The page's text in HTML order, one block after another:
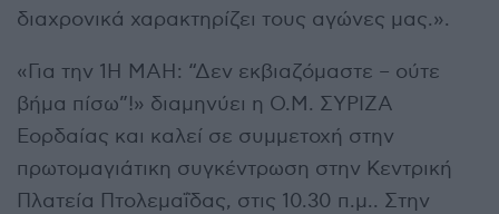
διαχρονικά χαρακτηρίζει τους αγώνες μας.».
«Για την 1Η ΜΑΗ: “Δεν εκβιαζόμαστε – ούτε
βήμα πίσω”!» διαμηνύει η Ο.Μ. ΣΥΡΙΖΑ
Εορδαίας και καλεί σε συμμετοχή στην
πρωτομαγιάτικη συγκέντρωση στην Κεντρική
Πλατεία Πτολεμαΐδας, στις 10.30 π.μ.. Στην